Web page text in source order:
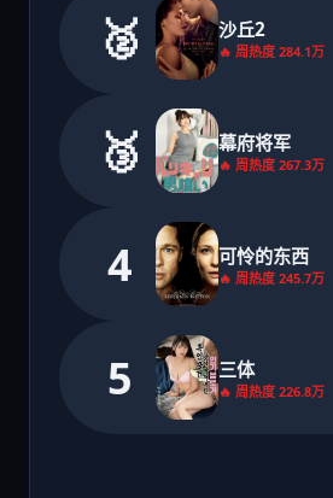
🥈 沙丘2
🔥 周热度 284.1万
🥉 幕府将军
🔥 周热度 267.3万
4 可怜的东西
🔥 周热度 245.7万
5 三体
🔥 周热度 226.8万